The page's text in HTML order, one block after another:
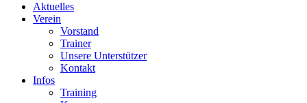
Aktuelles
Verein
Vorstand
Trainer
Unsere Unterstützer
Kontakt
Infos
Training